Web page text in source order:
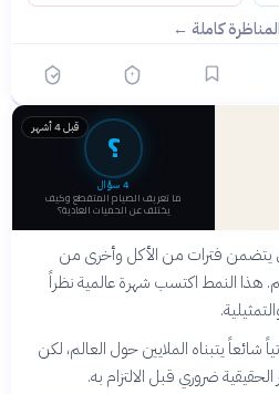
كاملة ←
قبل 4 أشهر ؟
4 سؤال
ما تعريف الصيام المتقطع وكيف
يختلف عن الحميات العادية؟
يتضمن فترات من الأكل وأخرى من
هذا النمط اكتسب شهرة عالمية نظراً
شائعاً يتبناه الملايين حول العالم، لكن
ضروري قبل الالتزام به.